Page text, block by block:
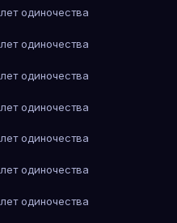
одиночества
одиночества
одиночества
одиночества
одиночества
одиночества
одиночества